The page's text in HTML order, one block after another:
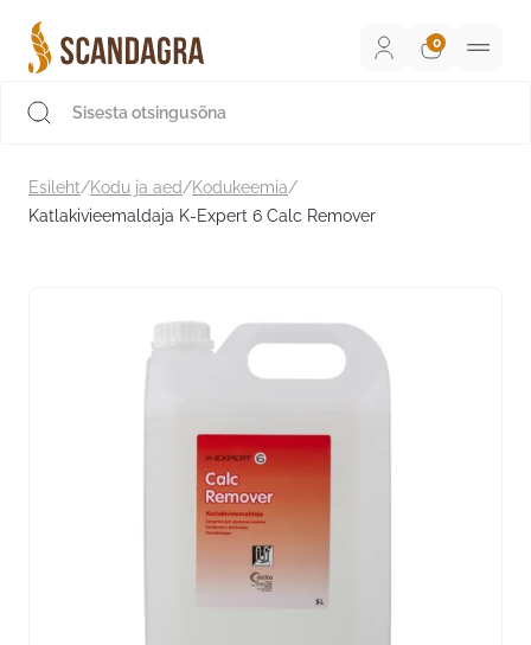
sisu
juurde
Esileht/Kodu ja aed/Kodukeemia/
Katlakivieemaldaja K-Expert 6 Calc Remover